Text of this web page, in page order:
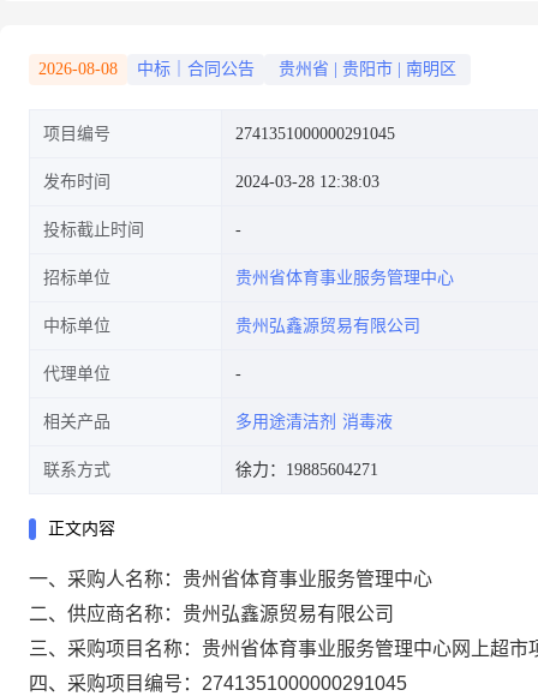
2026-08-08 中标｜合同公告 贵州省 贵阳市 南明区
项目编号 2741351000000291045
发布时间 2024-03-28 12:38:03
投标截止时间
招标单位 贵州省体育事业服务管理中心
中标单位 贵州弘鑫源贸易有限公司
代理单位
相关产品 多用途清洁剂 消毒液
联系方式 徐力：19885604271
正文内容
一、采购人名称： 贵州省体育事业服务管理中心
二、供应商名称： 贵州弘鑫源贸易有限公司
三、采购项目名称： 贵州省体育事业服务管理中心网上超市
四、采购项目编号： 2741351000000291045